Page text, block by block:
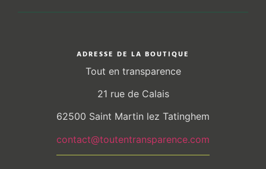
ADRESSE DE LA BOUTIQUE
Tout en transparence
21 rue de Calais
62500 Saint Martin lez Tatinghem
contact@toutentransparence.com